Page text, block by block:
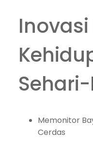
Memonitor
Cerdas